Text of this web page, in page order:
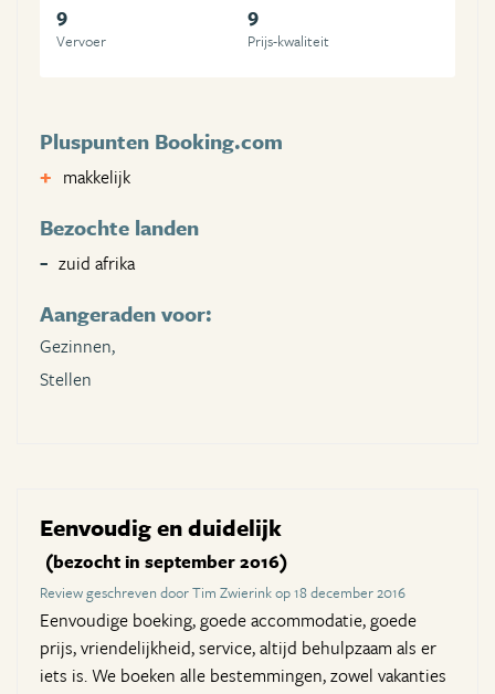
9
Vervoer
9
Prijs-kwaliteit
Pluspunten Booking.com
makkelijk
Bezochte landen
zuid afrika
Aangeraden voor:
Gezinnen,
Stellen
Eenvoudig en duidelijk
(bezocht in september 2016)
Review geschreven door Tim Zwierink op 18 december 2016
Eenvoudige boeking, goede accommodatie, goede
prijs, vriendelijkheid, service, altijd behulpzaam als er
iets is. We boeken alle bestemmingen, zowel vakanties